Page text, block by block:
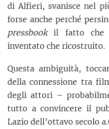
di Alfieri, svanisce nel
forse anche perché
pressbookil fatto che
inventato che ricostruito.
Questa ambiguità,
della connessione tra
degli attori –
tutto a convincere il
Lazio dell’ottavo secolo